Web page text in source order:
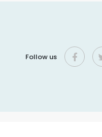
Follow us